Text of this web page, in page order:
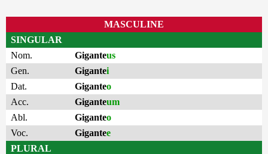
MASCULINE
SINGULAR
Nom.
Giganteus
Gen.
Gigantei
Dat.
Giganteo
Acc.
Giganteum
Abl.
Giganteo
Voc.
Gigantee
PLURAL